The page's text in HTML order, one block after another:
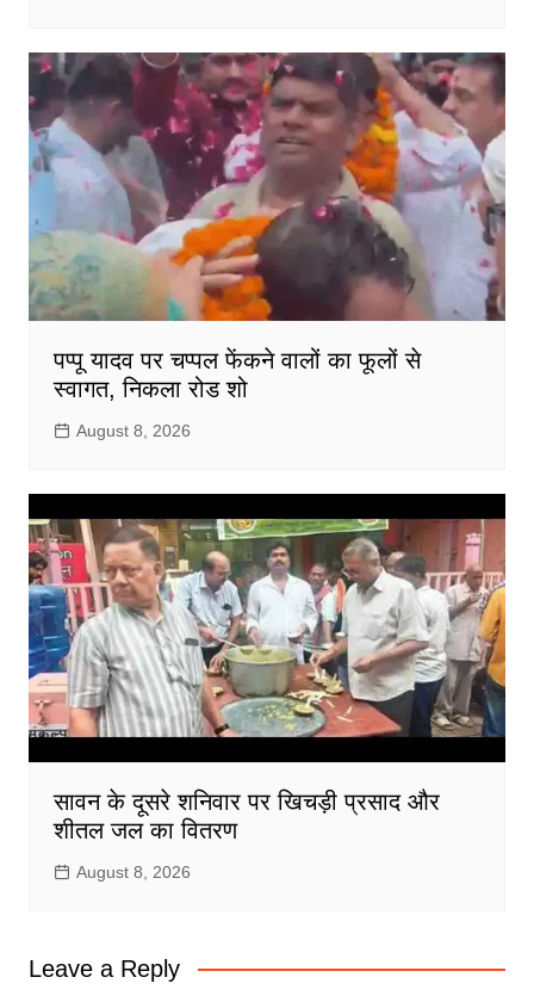
पप्पू यादव पर चप्पल फेंकने वालों का फूलों से
स्वागत, निकला रोड शो
August 8, 2026
सावन के दूसरे शनिवार पर खिचड़ी प्रसाद और
शीतल जल का वितरण
August 8, 2026
Leave a Reply